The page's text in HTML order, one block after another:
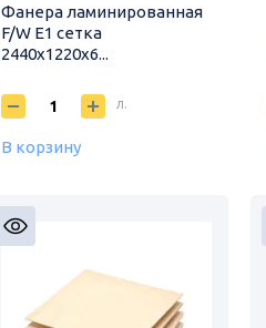
Фанера ламинированная
F/W E1 сетка
2440х1220х6...
л.
В корзину